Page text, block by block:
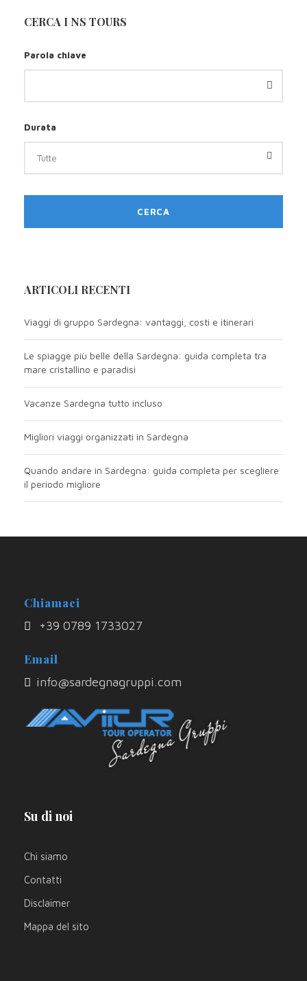
CERCA I NS TOURS
Parola chiave
Durata
ARTICOLI RECENTI
Viaggi di gruppo Sardegna: vantaggi, costi e itinerari
Le spiagge più belle della Sardegna: guida completa tra
mare cristallino e paradisi
Vacanze Sardegna tutto incluso
Migliori viaggi organizzati in Sardegna
Quando andare in Sardegna: guida completa per scegliere
il periodo migliore
Chiamaci
+39 0789 1733027
Email
info@sardegnagruppi.com
Su di noi
Chi siamo
Contatti
Disclaimer
Mappa del sito